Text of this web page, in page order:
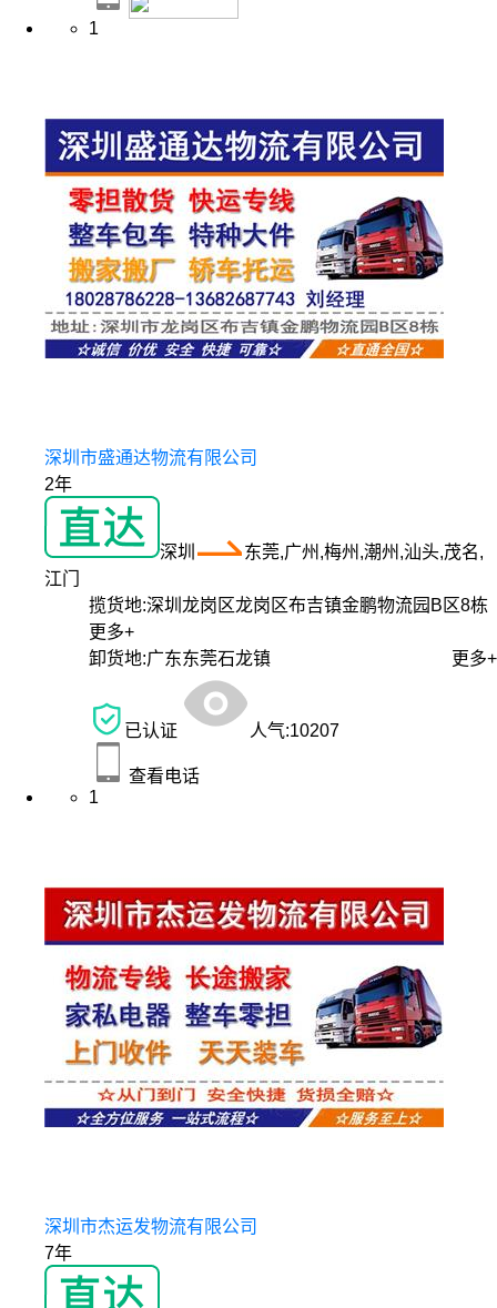
1
深圳市盛通达物流有限公司
2年
深圳
东莞,广州,梅州,潮州,汕头,茂名,
江门
揽货地:深圳龙岗区龙岗区布吉镇金鹏物流园B区8栋
更多+
卸货地:广东东莞石龙镇 更多+
已认证 人气:10207
查看电话
1
深圳市杰运发物流有限公司
7年